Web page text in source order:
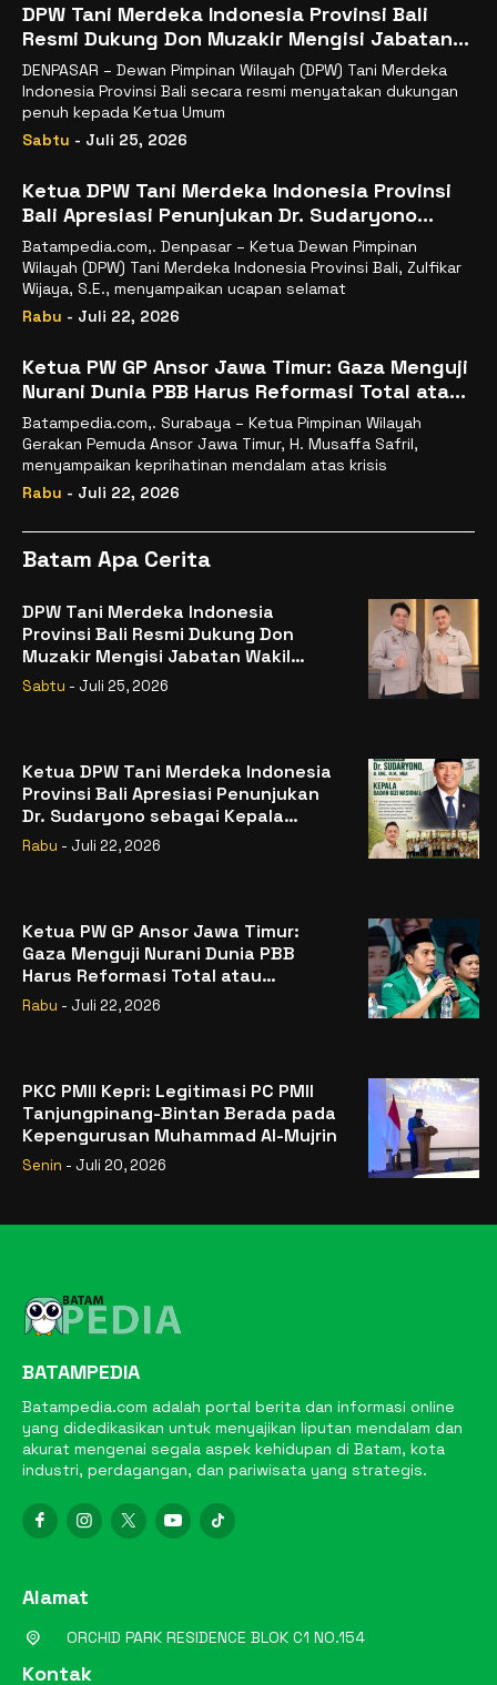
DPW Tani Merdeka Indonesia Provinsi Bali
Resmi Dukung Don Muzakir Mengisi Jabatan
Wakil Menteri Pertanian RI
DENPASAR – Dewan Pimpinan Wilayah (DPW) Tani Merdeka
Indonesia Provinsi Bali secara resmi menyatakan dukungan
penuh kepada Ketua Umum
Sabtu - Juli 25, 2026
Ketua DPW Tani Merdeka Indonesia Provinsi
Bali Apresiasi Penunjukan Dr. Sudaryono
sebagai Kepala Badan Gizi Nasional
Batampedia.com,. Denpasar – Ketua Dewan Pimpinan
Wilayah (DPW) Tani Merdeka Indonesia Provinsi Bali, Zulfikar
Wijaya, S.E., menyampaikan ucapan selamat
Rabu - Juli 22, 2026
Ketua PW GP Ansor Jawa Timur: Gaza Menguji
Nurani Dunia PBB Harus Reformasi Total atau
Kehilangan Legitimasi
Batampedia.com,. Surabaya – Ketua Pimpinan Wilayah
Gerakan Pemuda Ansor Jawa Timur, H. Musaffa Safril,
menyampaikan keprihatinan mendalam atas krisis
Rabu - Juli 22, 2026
Batam Apa Cerita
DPW Tani Merdeka Indonesia
Provinsi Bali Resmi Dukung Don
Muzakir Mengisi Jabatan Wakil
Menteri Pertanian RI
Sabtu - Juli 25, 2026
Ketua DPW Tani Merdeka Indonesia
Provinsi Bali Apresiasi Penunjukan
Dr. Sudaryono sebagai Kepala
Badan Gizi Nasional
Rabu - Juli 22, 2026
Ketua PW GP Ansor Jawa Timur:
Gaza Menguji Nurani Dunia PBB
Harus Reformasi Total atau
Kehilangan Legitimasi
Rabu - Juli 22, 2026
PKC PMII Kepri: Legitimasi PC PMII
Tanjungpinang-Bintan Berada pada
Kepengurusan Muhammad Al-Mujrin
Senin - Juli 20, 2026
BATAMPEDIA
Batampedia.com adalah portal berita dan informasi online
yang didedikasikan untuk menyajikan liputan mendalam dan
akurat mengenai segala aspek kehidupan di Batam, kota
industri, perdagangan, dan pariwisata yang strategis.
Alamat
ORCHID PARK RESIDENCE BLOK C1 NO.154
Kontak